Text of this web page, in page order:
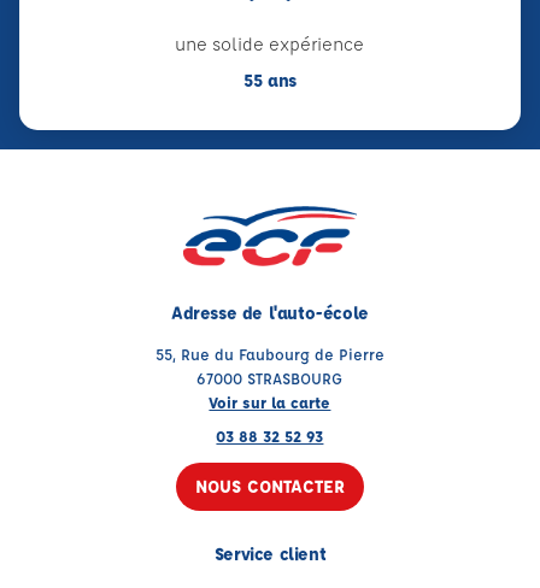
une solide expérience
55 ans
Adresse de l'auto-école
55, Rue du Faubourg de Pierre
67000 STRASBOURG
Voir sur la carte
03 88 32 52 93
NOUS CONTACTER
Service client